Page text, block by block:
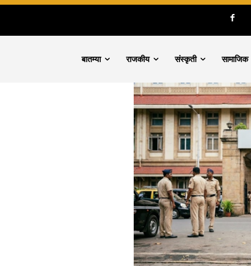
बातम्या राजकीय संस्कृती सामाजिक